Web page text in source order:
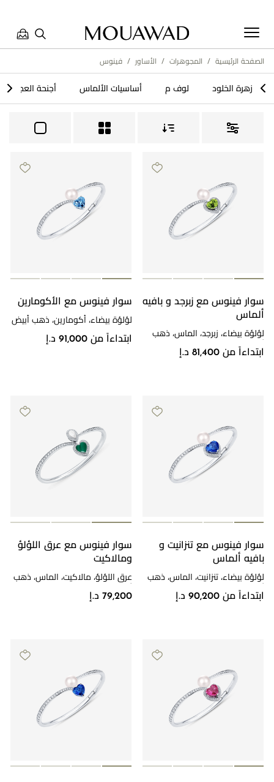
الصفحة الرئيسية / المجوهرات / الأساور / ​فينوس​
< زهرة الخلود​ لوف م أساسيات الألماس أجنحة العجائب
>
سوار فينوس مع زبرجد و بافيه
ألماس
لؤلؤة بيضاء، زبرجد، الماس، ذهب
أبيض
ابتداءاً من 81,400 د.إ
سوار فينوس مع الأكومارين
لؤلؤة بيضاء، أكومارين، ذهب أبيض
ابتداءاً من 91,000 د.إ
سوار فينوس مع تنزانيت و
بافيه ألماس
لؤلؤة بيضاء، تنزانيت، الماس، ذهب
أبيض
ابتداءاً من 90,200 د.إ
سوار فينوس مع عرق اللؤلؤ
ومالاكيت
عرق اللؤلؤ، مالاكيت، الماس، ذهب
79,200 د.إ
مرحبا بكم في معوّض. كيف يمكننا مساعدتك؟ الرجاء تحديد أحد
الخيارات أدناه.
العثور على متجر
مراجعة طلبك